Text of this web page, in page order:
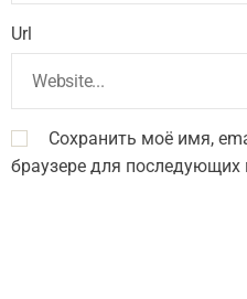
Url
Сохранить моё имя,
браузере для